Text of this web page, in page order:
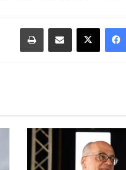
فيسبوك ‫X مشاركة عبر البريد طباعة